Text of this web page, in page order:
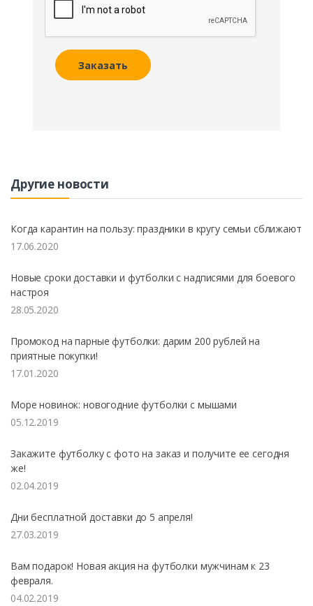
Заказать
Другие новости
Когда карантин на пользу: праздники в кругу семьи сближают
17.06.2020
Новые сроки доставки и футболки с надписями для боевого
настроя
28.05.2020
Промокод на парные футболки: дарим 200 рублей на
приятные покупки!
17.01.2020
Море новинок: новогодние футболки с мышами
05.12.2019
Закажите футболку с фото на заказ и получите ее сегодня
же!
02.04.2019
Дни бесплатной доставки до 5 апреля!
27.03.2019
Вам подарок! Новая акция на футболки мужчинам к 23
февраля.
04.02.2019